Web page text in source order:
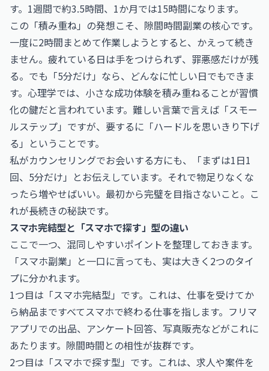
す。1週間で約3.5時間、1か月では15時間になります。
この「積み重ね」の発想こそ、隙間時間副業の核心です。
一度に2時間まとめて作業しようとすると、かえって続き
ません。疲れている日は手をつけられず、罪悪感だけが残
る。でも「5分だけ」なら、どんなに忙しい日でもできま
す。心理学では、小さな成功体験を積み重ねることが習慣
化の鍵だと言われています。難しい言葉で言えば「スモー
ルステップ」ですが、要するに「ハードルを思いきり下げ
る」ということです。
私がカウンセリングでお会いする方にも、「まずは1日1
回、5分だけ」とお伝えしています。それで物足りなくな
ったら増やせばいい。最初から完璧を目指さないこと。こ
れが長続きの秘訣です。
スマホ完結型と「スマホで探す」型の違い
ここで一つ、混同しやすいポイントを整理しておきます。
「スマホ副業」と一口に言っても、実は大きく2つのタイ
プに分かれます。
1つ目は「スマホ完結型」です。これは、仕事を受けてか
ら納品まですべてスマホで終わる仕事を指します。フリマ
アプリでの出品、アンケート回答、写真販売などがこれに
あたります。隙間時間との相性が抜群です。
2つ目は「スマホで探す型」です。これは、求人や案件を